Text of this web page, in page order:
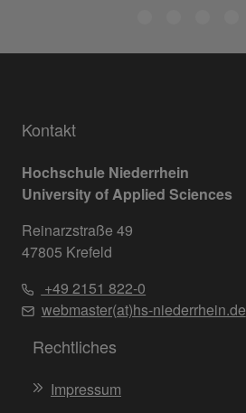
Kontakt
Hochschule Niederrhein
University of Applied Sciences
Reinarzstraße 49
47805 Krefeld
+49 2151 822-0
webmaster(at)hs-niederrhein.de
Rechtliches
Impressum